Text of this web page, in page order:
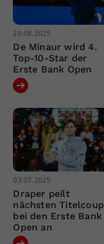
26.08.2025
De Minaur wird 4.
Top-10-Star der
Erste Bank Open
03.07.2025
Draper peilt
nächsten Titelcoup
bei den Erste Bank
Open an